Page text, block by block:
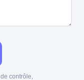
contrôle,